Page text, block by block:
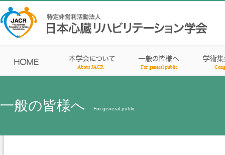
一般の皆様へ For general public